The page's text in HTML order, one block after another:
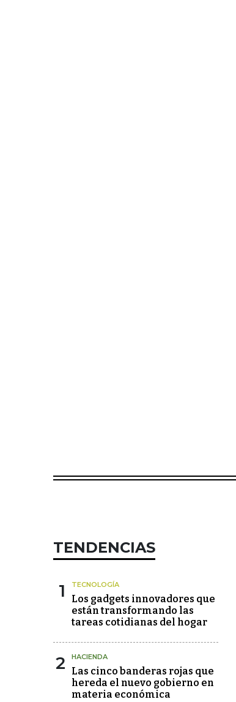
TENDENCIAS
1 TECNOLOGÍA
Los gadgets innovadores que
están transformando las
tareas cotidianas del hogar
2 HACIENDA
Las cinco banderas rojas que
hereda el nuevo gobierno en
materia económica